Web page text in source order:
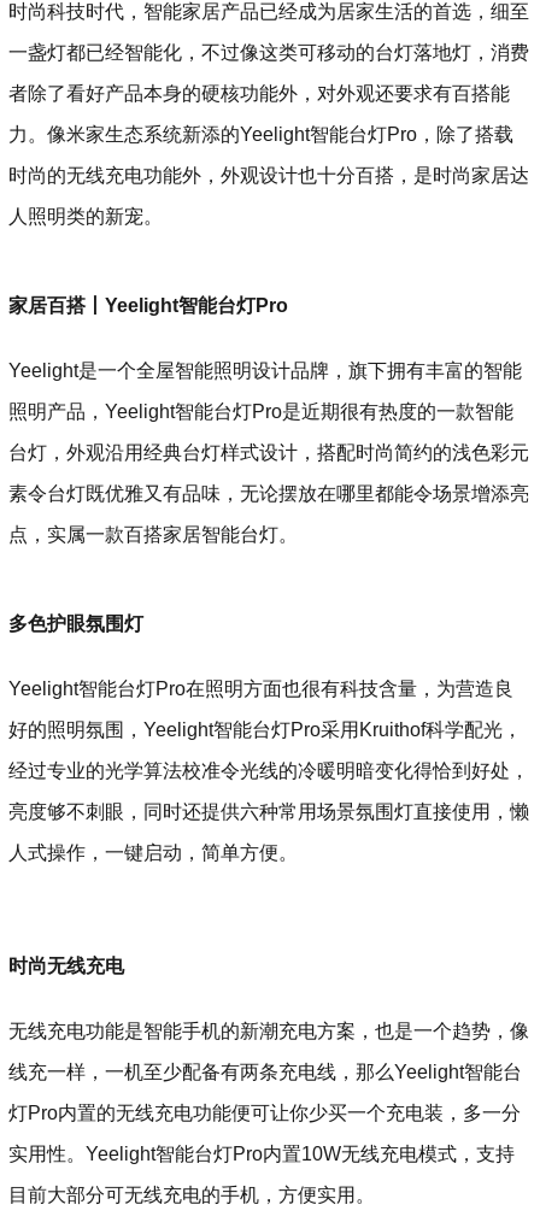
时尚科技时代，智能家居产品已经成为居家生活的首选，细至
一盏灯都已经智能化，不过像这类可移动的台灯落地灯，消费
者除了看好产品本身的硬核功能外，对外观还要求有百搭能
力。像米家生态系统新添的Yeelight智能台灯Pro，除了搭载
时尚的无线充电功能外，外观设计也十分百搭，是时尚家居达
人照明类的新宠。
家居百搭丨Yeelight智能台灯Pro
Yeelight是一个全屋智能照明设计品牌，旗下拥有丰富的智能
照明产品，Yeelight智能台灯Pro是近期很有热度的一款智能
台灯，外观沿用经典台灯样式设计，搭配时尚简约的浅色彩元
素令台灯既优雅又有品味，无论摆放在哪里都能令场景增添亮
点，实属一款百搭家居智能台灯。
多色护眼氛围灯
Yeelight智能台灯Pro在照明方面也很有科技含量，为营造良
好的照明氛围，Yeelight智能台灯Pro采用Kruithof科学配光，
经过专业的光学算法校准令光线的冷暖明暗变化得恰到好处，
亮度够不刺眼，同时还提供六种常用场景氛围灯直接使用，懒
人式操作，一键启动，简单方便。
时尚无线充电
无线充电功能是智能手机的新潮充电方案，也是一个趋势，像
线充一样，一机至少配备有两条充电线，那么Yeelight智能台
灯Pro内置的无线充电功能便可让你少买一个充电装，多一分
实用性。Yeelight智能台灯Pro内置10W无线充电模式，支持
目前大部分可无线充电的手机，方便实用。